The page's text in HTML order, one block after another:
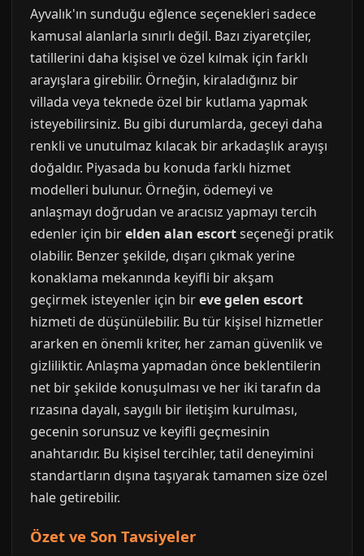
Ayvalık'ın sunduğu eğlence seçenekleri sadece
kamusal alanlarla sınırlı değil. Bazı ziyaretçiler,
tatillerini daha kişisel ve özel kılmak için farklı
arayışlara girebilir. Örneğin, kiraladığınız bir
villada veya teknede özel bir kutlama yapmak
isteyebilirsiniz. Bu gibi durumlarda, geceyi daha
renkli ve unutulmaz kılacak bir arkadaşlık arayışı
doğaldır. Piyasada bu konuda farklı hizmet
modelleri bulunur. Örneğin, ödemeyi ve
anlaşmayı doğrudan ve aracısız yapmayı tercih
edenler için birelden alan escortseçeneği pratik
olabilir. Benzer şekilde, dışarı çıkmak yerine
konaklama mekanında keyifli bir akşam
geçirmek isteyenler için bireve gelen escort
hizmeti de düşünülebilir. Bu tür kişisel hizmetler
ararken en önemli kriter, her zaman güvenlik ve
gizliliktir. Anlaşma yapmadan önce beklentilerin
net bir şekilde konuşulması ve her iki tarafın da
rızasına dayalı, saygılı bir iletişim kurulması,
gecenin sorunsuz ve keyifli geçmesinin
anahtarıdır. Bu kişisel tercihler, tatil deneyimini
standartların dışına taşıyarak tamamen size özel
hale getirebilir.
Özet ve Son Tavsiyeler